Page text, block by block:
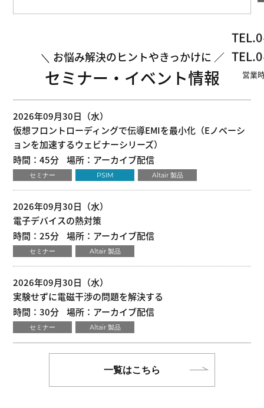
TEL.
TEL.
営業
お悩み解決のヒントやきっかけに
セミナー・イベント情報
2026年09月30日（水）
仮想フロントローディングで伝導EMIを最小化（Eノベーシ
ョンを加速するウェビナーシリーズ）
時間：45分
場所：アーカイブ配信
セミナー PSIM Altair 製品
2026年09月30日（水）
電子デバイスの熱対策
時間：25分
場所：アーカイブ配信
セミナー Altair 製品
2026年09月30日（水）
実験せずに電磁干渉の問題を解決する
時間：30分
場所：アーカイブ配信
セミナー Altair 製品
一覧はこちら